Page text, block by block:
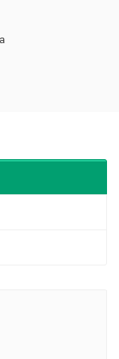
opatrení
zdrojov 0